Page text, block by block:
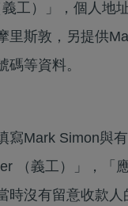
工）」，個人地
里斯敦，另提供
碼等資料。
寫Mark Simon與
（義工）」，「
時沒有留意收款人